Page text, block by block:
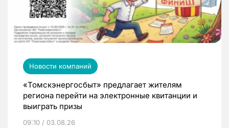
Новости компаний
«Томскэнергосбыт» предлагает жителям
региона перейти на электронные квитанции и
выиграть призы
09:10 / 03.08.26